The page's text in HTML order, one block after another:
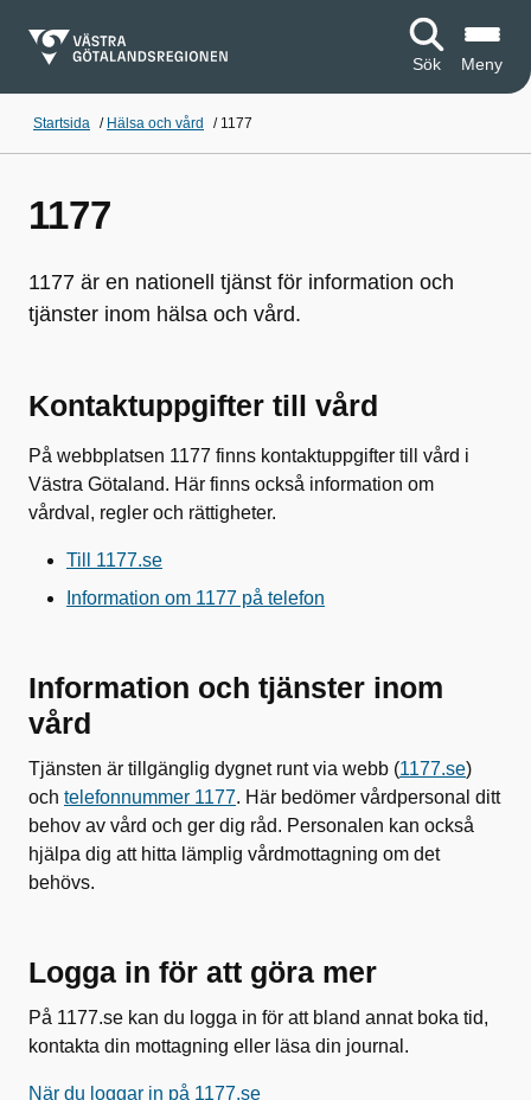
Sök Meny
Startsida / Hälsa och vård / 1177
1177
1177 är en nationell tjänst för information och
tjänster inom hälsa och vård.
Kontaktuppgifter till vård
På webbplatsen 1177 finns kontaktuppgifter till vård i
Västra Götaland. Här finns också information om
vårdval, regler och rättigheter.
Till 1177.se
Information om 1177 på telefon
Information och tjänster inom
vård
Tjänsten är tillgänglig dygnet runt via webb (1177.se)
och telefonnummer 1177. Här bedömer vårdpersonal ditt
behov av vård och ger dig råd. Personalen kan också
hjälpa dig att hitta lämplig vårdmottagning om det
behövs.
Logga in för att göra mer
På 1177.se kan du logga in för att bland annat boka tid,
kontakta din mottagning eller läsa din journal.
När du loggar in på 1177.se